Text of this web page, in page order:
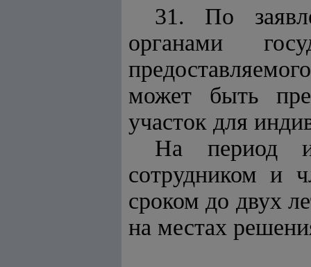
31. По
органами
может быть
участок для
На период
сотрудником и
сроком до двух
на местах